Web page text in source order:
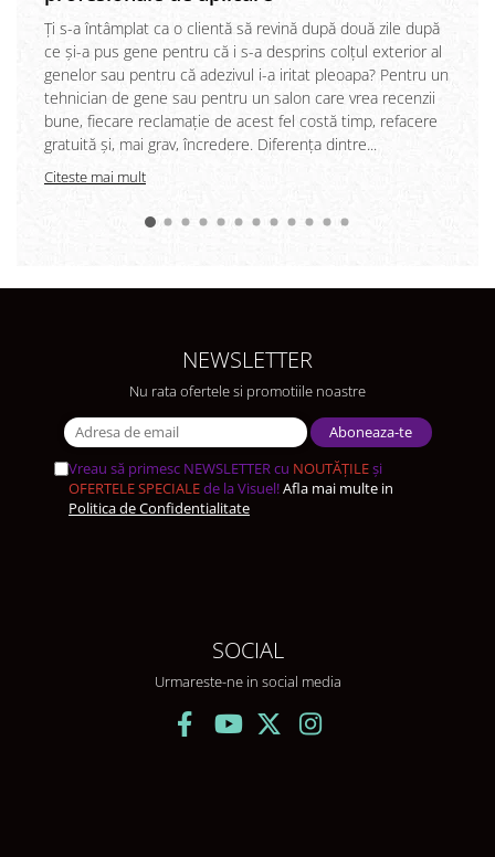
Ți s-a întâmplat ca o clientă să revină după două zile după
ce și-a pus gene pentru că i s-a desprins colțul exterior al
genelor sau pentru că adezivul i-a iritat pleoapa? Pentru un
tehnician de gene sau pentru un salon care vrea recenzii
bune, fiecare reclamație de acest fel costă timp, refacere
gratuită și, mai grav, încredere. Diferența dintre...
Citeste mai mult
NEWSLETTER
Nu rata ofertele si promotiile noastre
Vreau să primesc NEWSLETTER cu NOUTĂȚILEși
OFERTELE SPECIALEde la Visuel!Afla mai multe in
Politica de Confidentialitate
SOCIAL
Urmareste-ne in social media